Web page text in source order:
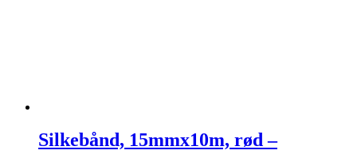
Silkebånd, 15mmx10m, rød –